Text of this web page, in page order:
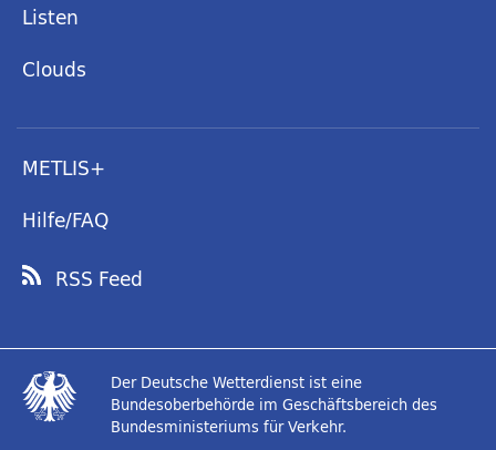
Listen
Clouds
METLIS+
Hilfe/FAQ
RSS Feed
Der Deutsche Wetterdienst ist eine
Bundesoberbehörde im Geschäftsbereich des
Bundesministeriums für Verkehr.